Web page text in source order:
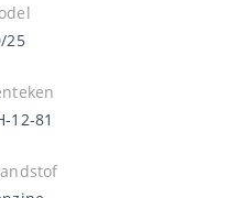
25
12-81